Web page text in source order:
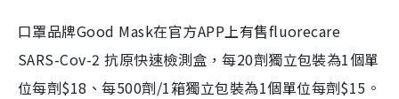
口罩品牌Good Mask在官方APP上有售fluorecare
SARS-Cov-2 抗原快速檢測盒，每20劑獨立包裝為1個單
位每劑$18、每500劑/1箱獨立包裝為1個單位每劑$15。